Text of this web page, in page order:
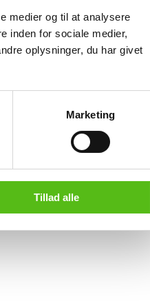
medier og til at analysere
inden for sociale medier,
oplysninger, du har givet
Marketing
Tillad alle